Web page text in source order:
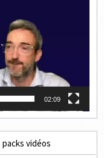
02:09
vidéos